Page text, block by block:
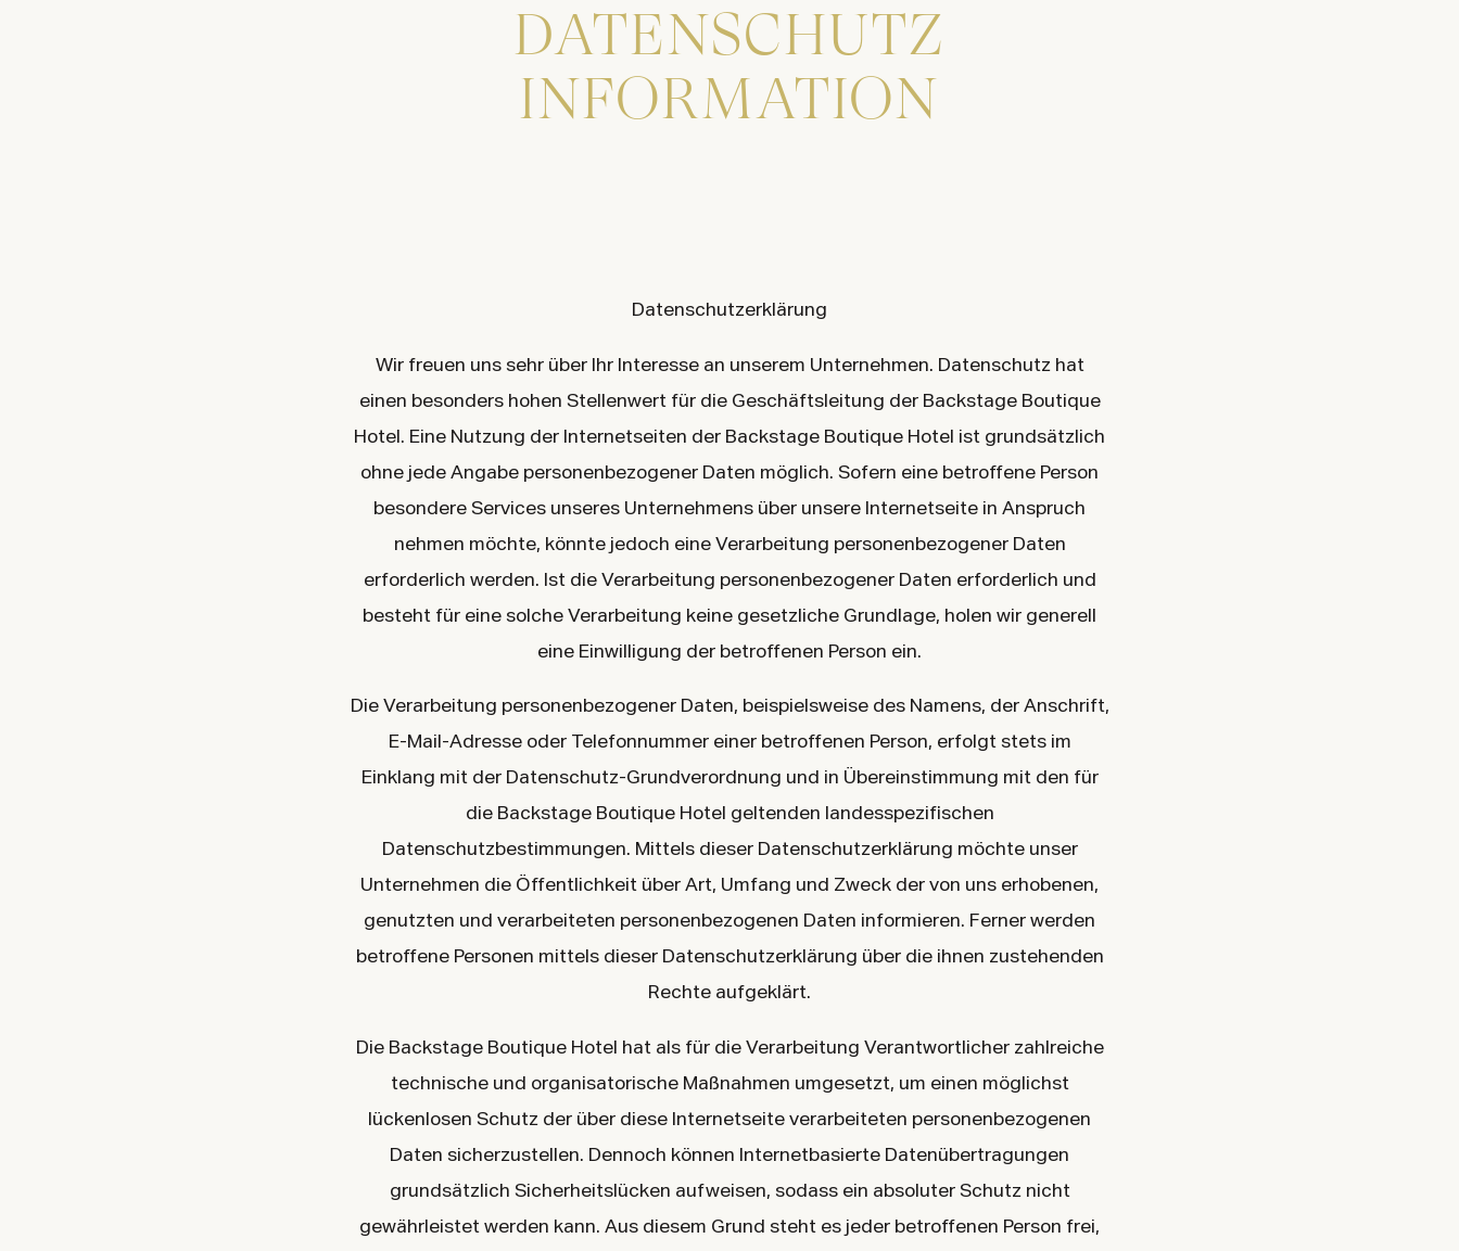
DATENSCHUTZ
INFORMATION
Datenschutzerklärung
Wir freuen uns sehr über Ihr Interesse an unserem Unternehmen. Datenschutz hat
einen besonders hohen Stellenwert für die Geschäftsleitung der Backstage Boutique
Hotel. Eine Nutzung der Internetseiten der Backstage Boutique Hotel ist grundsätzlich
ohne jede Angabe personenbezogener Daten möglich. Sofern eine betroffene Person
besondere Services unseres Unternehmens über unsere Internetseite in Anspruch
nehmen möchte, könnte jedoch eine Verarbeitung personenbezogener Daten
erforderlich werden. Ist die Verarbeitung personenbezogener Daten erforderlich und
besteht für eine solche Verarbeitung keine gesetzliche Grundlage, holen wir generell
eine Einwilligung der betroffenen Person ein.
Die Verarbeitung personenbezogener Daten, beispielsweise des Namens, der Anschrift,
E-Mail-Adresse oder Telefonnummer einer betroffenen Person, erfolgt stets im
Einklang mit der Datenschutz-Grundverordnung und in Übereinstimmung mit den für
die Backstage Boutique Hotel geltenden landesspezifischen
Datenschutzbestimmungen. Mittels dieser Datenschutzerklärung möchte unser
Unternehmen die Öffentlichkeit über Art, Umfang und Zweck der von uns erhobenen,
genutzten und verarbeiteten personenbezogenen Daten informieren. Ferner werden
betroffene Personen mittels dieser Datenschutzerklärung über die ihnen zustehenden
Rechte aufgeklärt.
Die Backstage Boutique Hotel hat als für die Verarbeitung Verantwortlicher zahlreiche
technische und organisatorische Maßnahmen umgesetzt, um einen möglichst
lückenlosen Schutz der über diese Internetseite verarbeiteten personenbezogenen
Daten sicherzustellen. Dennoch können Internetbasierte Datenübertragungen
grundsätzlich Sicherheitslücken aufweisen, sodass ein absoluter Schutz nicht
gewährleistet werden kann. Aus diesem Grund steht es jeder betroffenen Person frei,